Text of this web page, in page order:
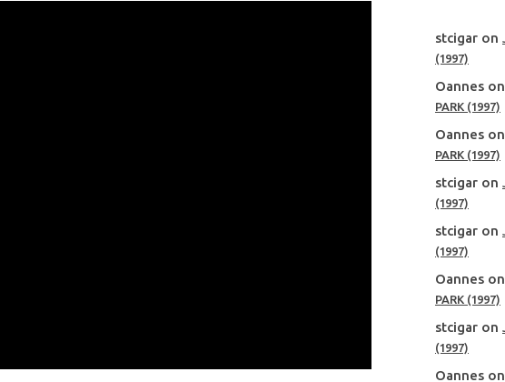
stcigar on
(1997)
Oannes on
PARK (1997)
Oannes on
PARK (1997)
stcigar on
(1997)
stcigar on
(1997)
Oannes on
PARK (1997)
stcigar on
(1997)
Oannes on